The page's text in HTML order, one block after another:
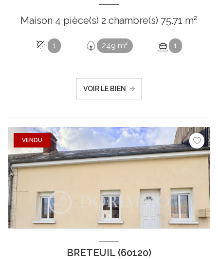
Maison 4 pièce(s) 2 chambre(s) 75.71 m²
1 249 m² 1
VOIR LE BIEN
VENDU
BRETEUIL (60120)